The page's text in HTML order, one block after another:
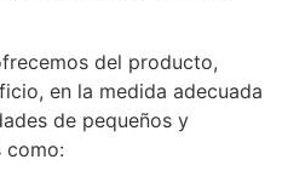
del producto,
en la medida adecuada
de pequeños y
como: